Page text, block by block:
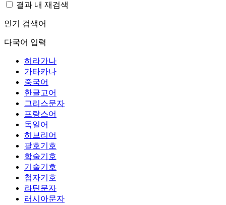
결과 내 재검색
인기 검색어
다국어 입력
히라가나
가타카나
중국어
한글고어
그리스문자
프랑스어
독일어
히브리어
괄호기호
학술기호
기술기호
첨자기호
라틴문자
러시아문자